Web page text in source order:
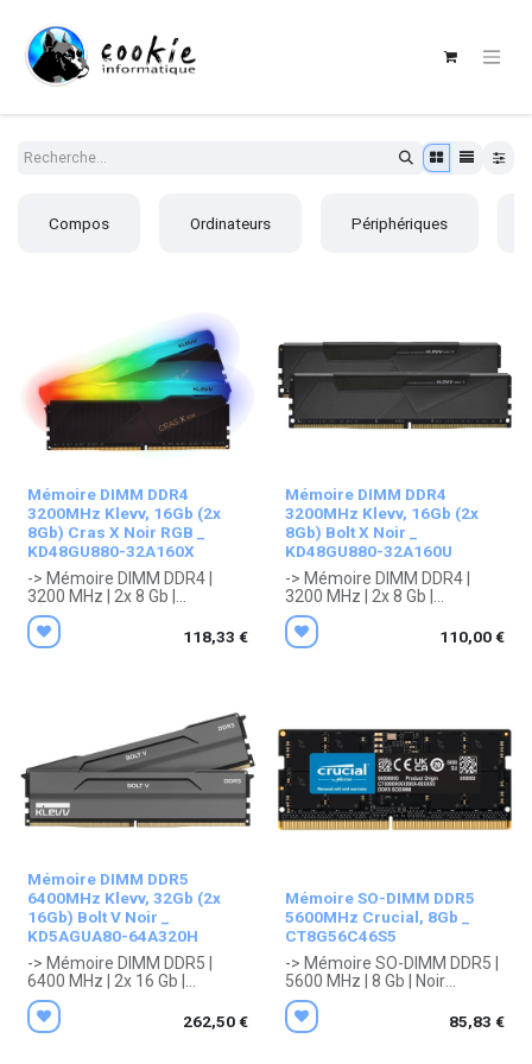
Compos Ordinateurs Périphériques
Mémoire DIMM DDR4
3200MHz Klevv, 16Gb (2x
8Gb) Cras X Noir RGB _
KD48GU880-32A160X
-> Mémoire DIMM DDR4 |
3200 MHz | 2x 8 Gb |
Dissipateur Noir, LED (RGB)
. Garantie 10 ans
constructeur.
118,33 €
Mémoire DIMM DDR4
3200MHz Klevv, 16Gb (2x
8Gb) Bolt X Noir _
KD48GU880-32A160U
-> Mémoire DIMM DDR4 |
3200 MHz | 2x 8 Gb |
Dissipateur Noir
. Garantie 10 ans
constructeur.
110,00€
Mémoire DIMM DDR5
6400MHz Klevv, 32Gb (2x
16Gb) Bolt V Noir _
KD5AGUA80-64A320H
-> Mémoire DIMM DDR5 |
6400 MHz | 2x 16 Gb |
Dissipateur Noir
. Garantie 10 ans
constructeur.
262,50€
Mémoire SO-DIMM DDR5
5600MHz Crucial, 8Gb _
CT8G56C46S5
-> Mémoire SO-DIMM DDR5 |
5600 MHz | 8 Gb | Noir
. Garantie 10 ans
constructeur.
85,83 €